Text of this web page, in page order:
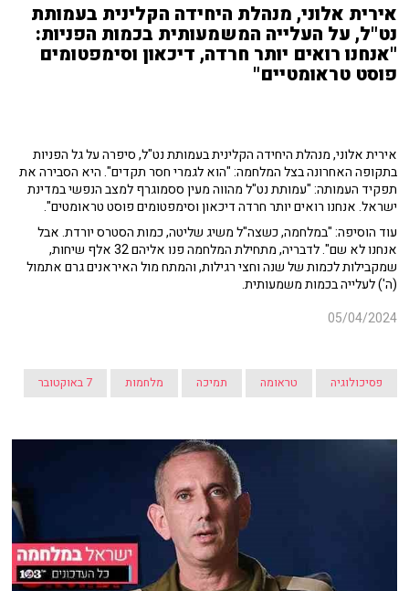
אירית אלוני, מנהלת היחידה הקלינית בעמותת
נט"ל, על העלייה המשמעותית בכמות הפניות:
"אנחנו רואים יותר חרדה, דיכאון וסימפטומים
פוסט טראומטיים"
אירית אלוני, מנהלת היחידה הקלינית בעמותת נט"ל, סיפרה על גל הפניות
בתקופה האחרונה בצל המלחמה: "הוא לגמרי חסר תקדים". היא הסבירה את
תפקיד העמותה: "עמותת נט"ל מהווה מעין ססמוגרף למצב הנפשי במדינת
ישראל. אנחנו רואים יותר חרדה דיכאון וסימפטומים פוסט טראומטים".
עוד הוסיפה: "במלחמה, כשצה"ל משיג שליטה, כמות הסטרס יורדת. אבל
אנחנו לא שם". לדבריה, מתחילת המלחמה פנו אליהם 32 אלף שיחות,
שמקבילות לכמות של שנה וחצי רגילות, והמתח מול האיראנים גרם אתמול
(ה') לעלייה בכמות משמעותית.
05/04/2024
פסיכולוגיה טראומה תמיכה מלחמות 7 באוקטובר